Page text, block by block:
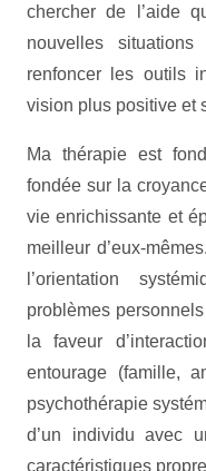
chercher de l’aide
nouvelles
renfoncer les outils
vision plus positive et
Ma thérapie est
fondée sur la
vie enrichissante et
meilleur d’eux-
l’orientation
problèmes
la faveur
entourage (famille,
psychothérapie
d’un individu avec
caractéristiques